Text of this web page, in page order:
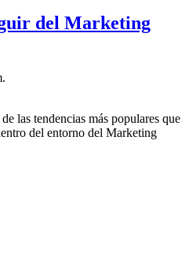
del Marketing
las tendencias más populares que
del entorno del Marketing